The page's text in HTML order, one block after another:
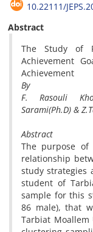
10.22111/
Abstract
The Study of
Achievement
Achievement
By
F. Rasouli
Sarami(Ph.D) &
Abstract
The purpose
relationship
study strategies
student of
sample for this
86 male), that
Tarbiat